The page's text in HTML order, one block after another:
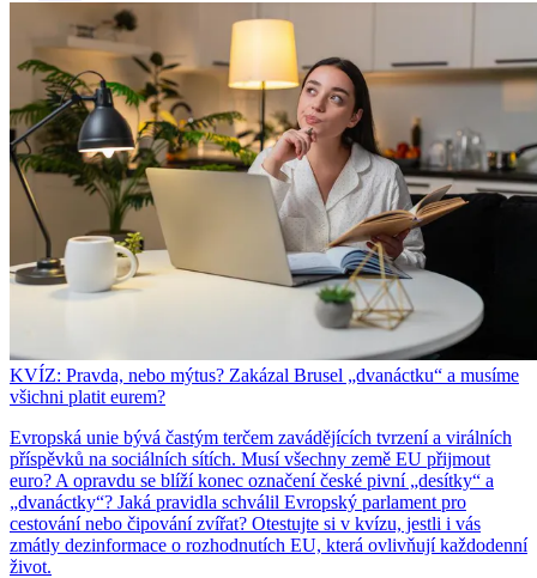
KVÍZ: Pravda, nebo mýtus? Zakázal Brusel „dvanáctku“ a musíme
všichni platit eurem?
Evropská unie bývá častým terčem zavádějících tvrzení a virálních
příspěvků na sociálních sítích. Musí všechny země EU přijmout
euro? A opravdu se blíží konec označení české pivní „desítky“ a
„dvanáctky“? Jaká pravidla schválil Evropský parlament pro
cestování nebo čipování zvířat? Otestujte si v kvízu, jestli i vás
zmátly dezinformace o rozhodnutích EU, která ovlivňují každodenní
život.